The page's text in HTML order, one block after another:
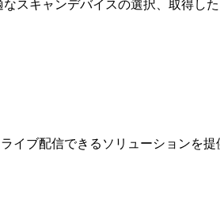
スキャンデバイスの選択、取得し
ブ配信できるソリューションを